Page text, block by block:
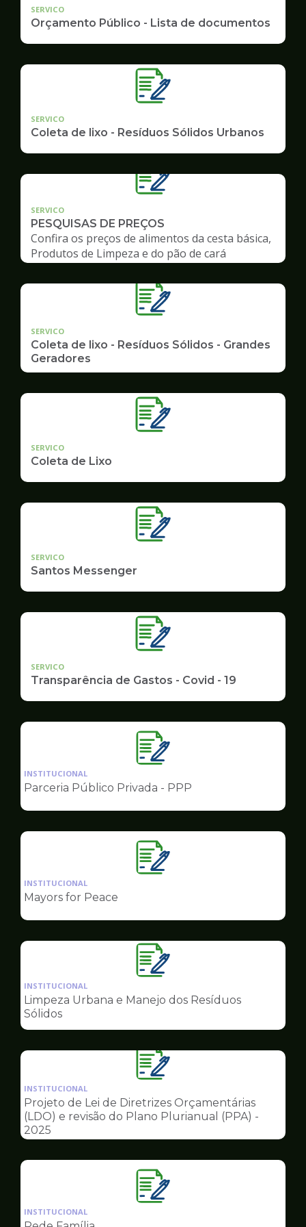
SERVICO
Orçamento Público - Lista de documentos
SERVICO
Coleta de lixo - Resíduos Sólidos Urbanos
SERVICO
PESQUISAS DE PREÇOS
Confira os preços de alimentos da cesta básica,
Produtos de Limpeza e do pão de cará
SERVICO
Coleta de lixo - Resíduos Sólidos - Grandes
Geradores
SERVICO
Coleta de Lixo
SERVICO
Santos Messenger
SERVICO
Transparência de Gastos - Covid - 19
Ilustração
da
pagina
Governo
INSTITUCIONAL
Parceria Público Privada - PPP
Ilustração
da
Governo
INSTITUCIONAL
Mayors for Peace
Ilustração
da
pagina
Governo
INSTITUCIONAL
Limpeza Urbana e Manejo dos Resíduos
Sólidos
Ilustração
da
pagina
de
INSTITUCIONAL
Projeto de Lei de Diretrizes Orçamentárias
(LDO) e revisão do Plano Plurianual (PPA) -
2025
Ilustração
da
INSTITUCIONAL